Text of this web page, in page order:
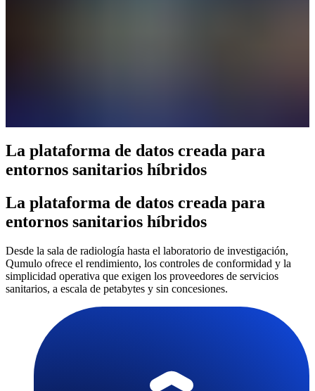
La plataforma de datos creada para
entornos sanitarios híbridos
La plataforma de datos creada para
entornos sanitarios híbridos
Desde la sala de radiología hasta el laboratorio de investigación,
Qumulo ofrece el rendimiento, los controles de conformidad y la
simplicidad operativa que exigen los proveedores de servicios
sanitarios, a escala de petabytes y sin concesiones.